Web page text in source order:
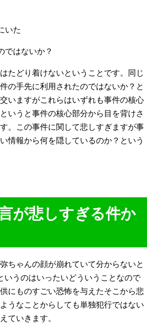
いた
ではないか？
たどり着けないということです。同じ
の手先に利用されたのではないか？と
いますがこれらはいずれも事件の核心
いうと事件の核心部分から目を背けさ
。この事件に関して悲しすぎますが事
情報から何を隠しているのか？という
が悲しすぎる件か
ちゃんの顔が崩れていて分からないと
いうのはいったいどういうことなので
にものすごい恐怖を与えたそこから悲
うなことからしても単独犯行ではない
ていきます。